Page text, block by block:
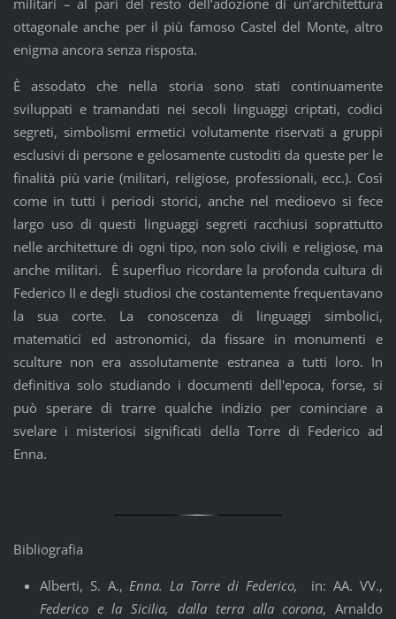
militari – al pari del resto dell’adozione di un’architettura
ottagonale anche per il più famoso Castel del Monte, altro
enigma ancora senza risposta.
È assodato che nella storia sono stati continuamente
sviluppati e tramandati nei secoli linguaggi criptati, codici
segreti, simbolismi ermetici volutamente riservati a gruppi
esclusivi di persone e gelosamente custoditi da queste per le
finalità più varie (militari, religiose, professionali, ecc.). Così
come in tutti i periodi storici, anche nel medioevo si fece
largo uso di questi linguaggi segreti racchiusi soprattutto
nelle architetture di ogni tipo, non solo civili e religiose, ma
anche militari. È superfluo ricordare la profonda cultura di
Federico II e degli studiosi che costantemente frequentavano
la sua corte. La conoscenza di linguaggi simbolici,
matematici ed astronomici, da fissare in monumenti e
sculture non era assolutamente estranea a tutti loro. In
definitiva solo studiando i documenti dell'epoca, forse, si
può sperare di trarre qualche indizio per cominciare a
svelare i misteriosi significati della Torre di Federico ad
Enna.
Bibliografia
Alberti, S. A.,Enna. La Torre di Federico,
in: AA. VV.,
Federico e la Sicilia, dalla terra alla corona, Arnaldo